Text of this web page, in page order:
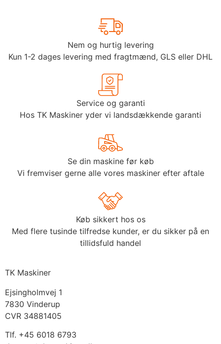
Nem og hurtig levering
Kun 1-2 dages levering med fragtmænd, GLS eller DHL
Service og garanti
Hos TK Maskiner yder vi landsdækkende garanti
Se din maskine før køb
Vi fremviser gerne alle vores maskiner efter aftale
Køb sikkert hos os
Med flere tusinde tilfredse kunder, er du sikker på en
tillidsfuld handel
TK Maskiner
Ejsingholmvej 1
7830 Vinderup
CVR 34881405
​Tlf. +45 6018 6793